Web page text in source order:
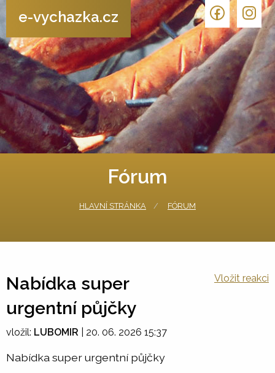
e-vychazka.cz
Fórum
HLAVNÍ STRÁNKA FÓRUM
Nabídka super
urgentní půjčky
Vložit reakci
vložil: LUBOMIR 20. 06. 2026 15:37
Nabídka super urgentní půjčky